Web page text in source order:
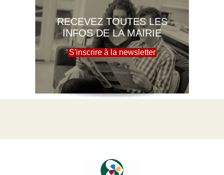
RECEVEZ TOUTES LES
INFOS DE LA MAIRIE
S'inscrire à la newsletter